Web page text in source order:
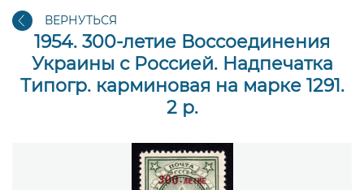
ВЕРНУТЬСЯ
1954. 300-летие Воссоединения
Украины с Россией. Надпечатка
Типогр. карминовая на марке 1291.
2 р.